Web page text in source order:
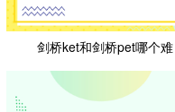
剑桥ket和剑桥pet哪个难